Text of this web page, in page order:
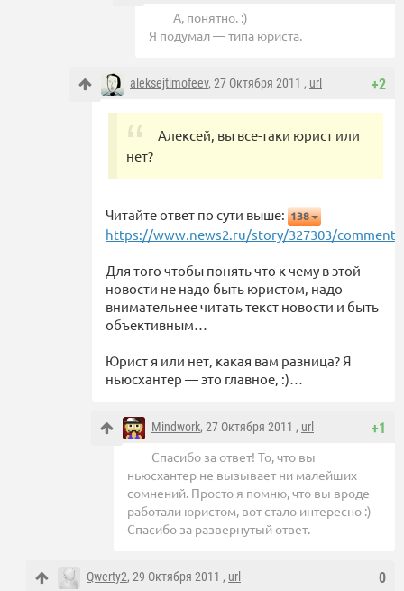
А, понятно. :)
Я подумал — типа юриста.
+2
aleksejtimofeev, 27 Октября 2011 , url
Алексей, вы все-таки юрист или
нет?
Читайте ответ по сути выше: 138
https://www.news2.ru/story/327303/
Для того чтобы понять что к чему в этой
новости не надо быть юристом, надо
внимательнее читать текст новости и быть
объективным…
Юрист я или нет, какая вам разница? Я
ньюсхантер — это главное, :)…
+1
Mindwork, 27 Октября 2011 , url
Спасибо за ответ! То, что вы
ньюсхантер не вызывает ни малейших
сомнений. Просто я помню, что вы вроде
работали юристом, вот стало интересно :)
Спасибо за развернутый ответ.
0
Qwerty2, 29 Октября 2011 , url